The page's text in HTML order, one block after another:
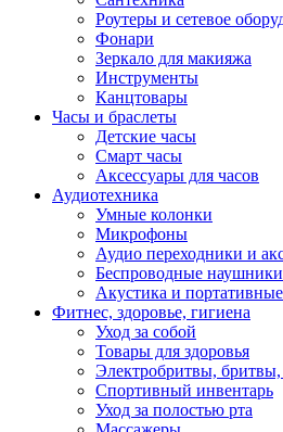
Роутеры и сетевое
Фонари
Зеркало для макияжа
Инструменты
Канцтовары
Часы и браслеты
Детские часы
Смарт часы
Аксессуары для часов
Аудиотехника
Умные колонки
Микрофоны
Аудио переходники и
Беспроводные
Акустика и
Фитнес, здоровье, гигиена
Уход за собой
Товары для здоровья
Электробритвы,
Спортивный инвентарь
Уход за полостью рта